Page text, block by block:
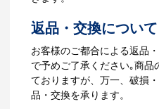
～5営業日程度で納品となり
ご利用ガイド
返品・交換について
お客様のご都合による返品
で予めご了承ください｡商
ておりますが、万一、破損
品・交換を承ります。